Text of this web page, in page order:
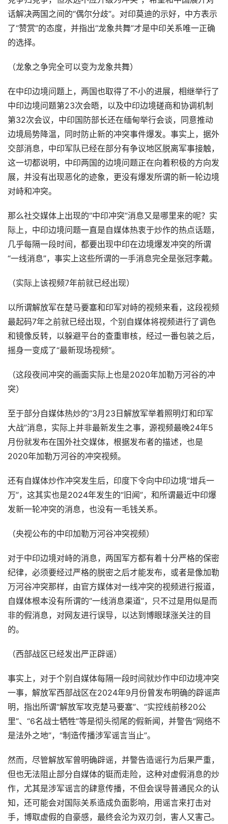
话解决两国之间的“偶尔分歧”。对印莫迪的示好，中方表示
了“赞赏”的态度，并指出“龙象共舞”才是中印关系唯一正确
的选择。
（龙象之争完全可以变为龙象共舞）
在中印边境问题上，两国也取得了不小的进展，相继举行了
中印边境问题第23次会晤，以及中印边境磋商和协调机制
第32次会议，中印国防部长还在缅甸举行会谈，同意推动
边境局势降温，同时防止新的冲突事件爆发。事实上，据外
交部消息，中印军队已经在部分有争议地区脱离军事接触，
这一切都说明，中印两国的边境问题正在向着积极的方向发
展，并没有出现恶化的迹象，更没有爆发所谓的新一轮边境
对峙和冲突。
那么社交媒体上出现的“中印冲突”消息又是哪里来的呢？实
际上，中印边境问题一直是自媒体热衷于炒作的热点话题，
几乎每隔一段时间，都要出现中印在边境爆发冲突的所谓
“一线消息”，事实上这些所谓的一手消息完全是张冠李戴。
（实际上该视频7年前就已经出现）
以所谓解放军在楚马要塞和印军对峙的视频来看，这段视频
最起码7年之前就已经出现，个别自媒体将视频进行了调色
和镜像反转，以躲避平台的查重审核，经过一番包装之后，
摇身一变成了“最新现场视频”。
（这段夜间冲突的画面实际上也是2020年加勒万河谷的冲
突）
至于部分自媒体热炒的“3月23日解放军举着照明灯和印军
大战”消息，实际上并非最新发生之事，源视频最晚24年5
月份就发布在国外社交媒体，根据发布者的描述，也是
2020年加勒万河谷的冲突视频。
还有自媒体炒作冲突发生后，印度下令向中印边境“增兵一
万”，这其实也是2024年发生的“旧闻”，和所谓最近中印爆
发新一轮冲突的消息，也没有一毛钱关系。
（央视公布的中印加勒万河谷冲突视频）
对于中印边境对峙的消息，两国军方都有着十分严格的保密
纪律，必须要经过严格的脱密之后才能发布，或者是像加勒
万河谷冲突那样，由官方媒体对一线冲突的视频进行报道，
自媒体根本没有所谓的“一线消息渠道”，只不过是用似是而
非的假消息，对网友进行误导，以达到博眼球涨关注的目
的。
（西部战区已经发出严正辟谣）
事实上，对于个别自媒体每隔一段时间就炒作中印边境冲突
一事，解放军西部战区在2024年9月份曾发布明确的辟谣声
明，指出所谓“解放军攻克楚马要塞”、“实控线前移20公
里”、“6名战士牺牲”等是彻头彻尾的假新闻，并警告“网络不
是法外之地”，“制造传播涉军谣言当止”。
然而，尽管解放军曾明确辟谣，并警告造谣行为后果严重，
但也无法阻止部分自媒体的铤而走险，这种对虚假消息的炒
作，尤其是涉军谣言的肆意传播，不但会误导普通民众的认
知，还可能会对国际关系造成负面影响，用谣言来打击对
手，博取虚假的自豪感，最终会沦为双刃剑，害人又害己。